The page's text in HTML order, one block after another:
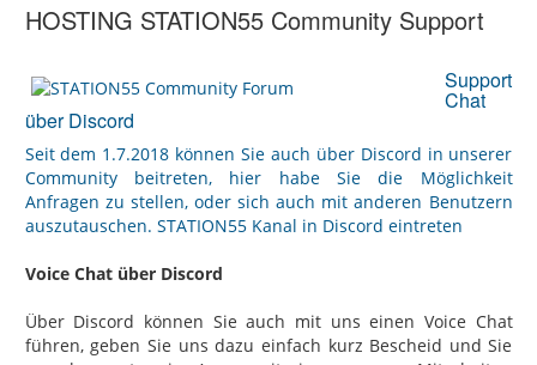
HOSTING STATION55 Community Support
Support
Chat
über Discord
Seit dem 1.7.2018 können Sie auch über Discord in unserer
Community beitreten, hier habe Sie die Möglichkeit
Anfragen zu stellen, oder sich auch mit anderen Benutzern
auszutauschen. STATION55 Kanal in Discord eintreten
Voice Chat über Discord
Über Discord können Sie auch mit uns einen Voice Chat
führen, geben Sie uns dazu einfach kurz Bescheid und Sie